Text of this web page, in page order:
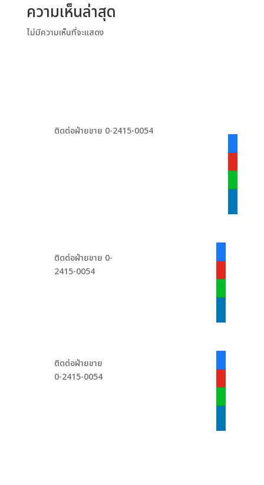
ความเห็นล่าสุด
ไม่มีความเห็นที่จะแสดง
ติดต่อฝ่ายขาย 0-2415-0054
ติดต่อฝ่ายขาย 0-
2415-0054
ติดต่อฝ่ายขาย
0-2415-0054